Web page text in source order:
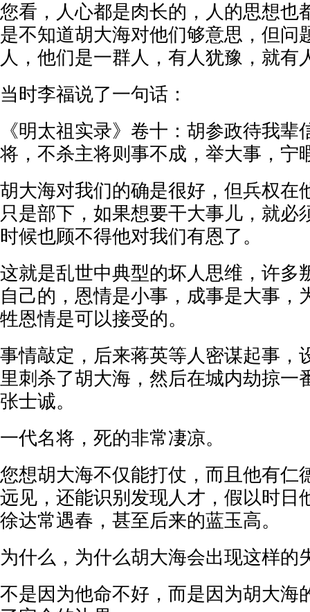
您看，人心都是肉长的，人的思想也
是不知道胡大海对他们够意思，但问
人，他们是一群人，有人犹豫，就有
当时李福说了一句话：
《明太祖实录》卷十：胡参政待我
将，不杀主将则事不成，举大事，宁
胡大海对我们的确是很好，但兵权在
只是部下，如果想要干大事儿，就必
时候也顾不得他对我们有恩了。
这就是乱世中典型的坏人思维，许多
自己的，恩情是小事，成事是大事，
牲恩情是可以接受的。
事情敲定，后来蒋英等人密谋起事，
里刺杀了胡大海，然后在城内劫掠一
张士诚。
一代名将，死的非常凄凉。
您想胡大海不仅能打仗，而且他有仁
远见，还能识别发现人才，假以时日
徐达常遇春，甚至后来的蓝玉高。
为什么，为什么胡大海会出现这样的
不是因为他命不好，而是因为胡大海